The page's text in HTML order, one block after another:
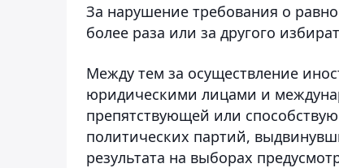
За нарушение требования о
более раза или за другого
Между тем за осуществление
юридическими лицами и
препятствующей или
политических партий,
результата на выборах